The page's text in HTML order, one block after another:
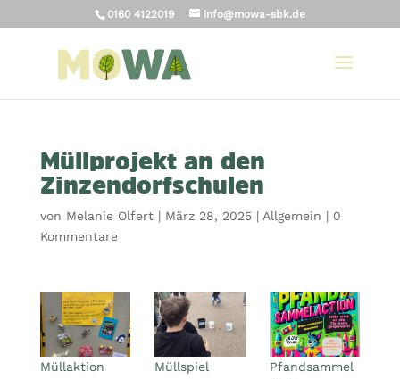
0160 4122019 info@mowa-sbk.de
Müllprojekt an den
Zinzendorfschulen
von Melanie Olfert| März 28, 2025| Allgemein | 0
Kommentare
Müllaktion Müllspiel
Pfandsammel